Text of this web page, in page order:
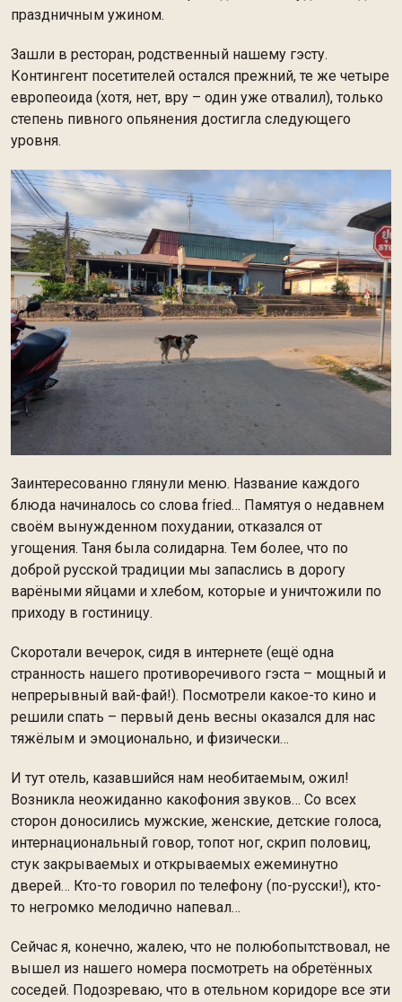
праздничным ужином.
Зашли в ресторан, родственный нашему гэсту.
Контингент посетителей остался прежний, те же четыре
европеоида (хотя, нет, вру – один уже отвалил), только
степень пивного опьянения достигла следующего
уровня.
Заинтересованно глянули меню. Название каждого
блюда начиналось со слова fried… Памятуя о недавнем
своём вынужденном похудании, отказался от
угощения. Таня была солидарна. Тем более, что по
доброй русской традиции мы запаслись в дорогу
варёными яйцами и хлебом, которые и уничтожили по
приходу в гостиницу.
Скоротали вечерок, сидя в интернете (ещё одна
странность нашего противоречивого гэста – мощный и
непрерывный вай-фай!). Посмотрели какое-то кино и
решили спать – первый день весны оказался для нас
тяжёлым и эмоционально, и физически…
И тут отель, казавшийся нам необитаемым, ожил!
Возникла неожиданно какофония звуков… Со всех
сторон доносились мужские, женские, детские голоса,
интернациональный говор, топот ног, скрип половиц,
стук закрываемых и открываемых ежеминутно
дверей… Кто-то говорил по телефону (по-русски!), кто-
то негромко мелодично напевал…
Сейчас я, конечно, жалею, что не полюбопытствовал, не
вышел из нашего номера посмотреть на обретённых
соседей. Подозреваю, что в отельном коридоре все эти